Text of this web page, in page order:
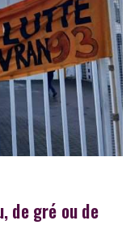
de gré ou de